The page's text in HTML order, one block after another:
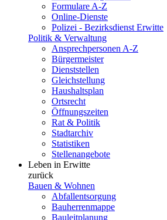
Formulare A-Z
Online-Dienste
Polizei - Bezirksdienst Erwitte
Politik & Verwaltung
Ansprechpersonen A-Z
Bürgermeister
Dienststellen
Gleichstellung
Haushaltsplan
Ortsrecht
Öffnungszeiten
Rat & Politik
Stadtarchiv
Statistiken
Stellenangebote
Leben in Erwitte
zurück
Bauen & Wohnen
Abfallentsorgung
Bauherrenmappe
Bauleitplanung